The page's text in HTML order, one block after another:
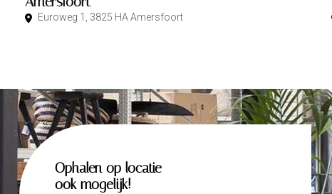
Euroweg 1, 3825 HA Amersfoort
Ophalen op locatie
ook mogelijk!